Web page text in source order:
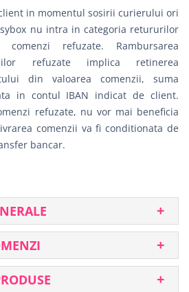
in momentul sosirii curierului ori
nu intra in categoria retururilor
refuzate. Rambursarea
refuzate implica retinerea
din valoarea comenzii, suma
in contul IBAN indicat de client.
refuzate, nu vor mai beneficia
comenzii va fi conditionata de
bancar.